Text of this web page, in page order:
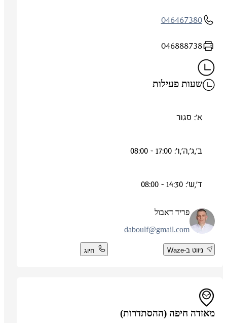
046467380
046888738
שעות פעילות
א': סגור
ב',ג',ה',ו': 17:00 - 08:00
ד',ש': 14:30 - 08:00
פריד דאבול
daboulf@gmail.com
ניווט ב-Waze חיוג
מאזדה חיפה (ההסתדרות)